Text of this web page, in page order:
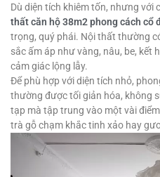
Dù diện tích khiêm tốn, nhưng với
thất căn hộ 38m2 phong cách cổ
trọng, quý phái. Nội thất thường
sắc ấm áp như vàng, nâu, be, kết
cảm giác lộng lẫy.
Để phù hợp với diện tích nhỏ,
thường được tối giản hóa, không
tạp mà tập trung vào một vài
trà gỗ chạm khắc tinh xảo hay